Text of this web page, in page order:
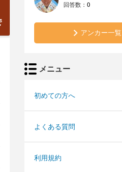
回答数： 0
アンカー一覧
メニュー
初めての方へ
よくある質問
利用規約